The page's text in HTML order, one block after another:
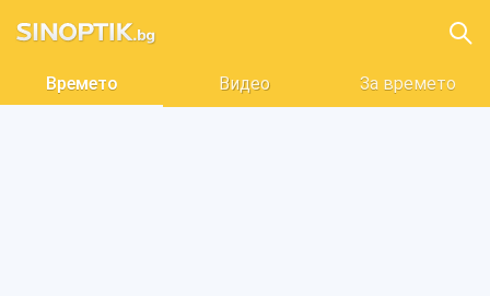
Времето Видео За времето